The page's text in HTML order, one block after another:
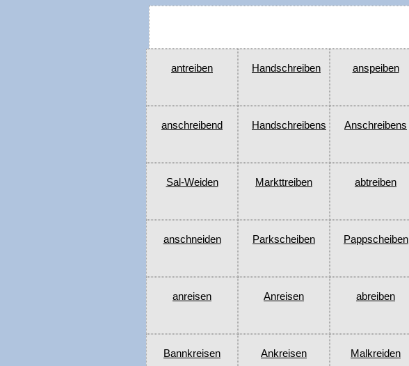
antreiben Handschreiben anspeiben
anschreibend Handschreibens Anschreibens
Sal-Weiden Markttreiben abtreiben
anschneiden Parkscheiben Pappscheiben
anreisen Anreisen abreiben
Bannkreisen Ankreisen Malkreiden